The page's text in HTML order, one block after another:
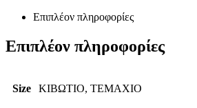
Επιπλέον πληροφορίες
Επιπλέον πληροφορίες
Size ΚΙΒΩΤΙΟ, ΤΕΜΑΧΙΟ